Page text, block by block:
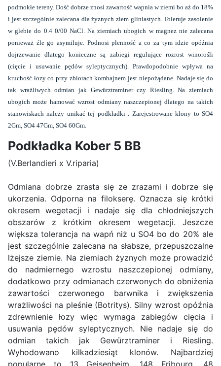
podmokłe tereny. Dość dobrze znosi zawartość wapnia w ziemi bo aż do 18%
i jest szczególnie zalecana dla żyznych ziem gliniastych. Toleruje zasolenie
w glebie do 0.4 0/00 NaCl. Na ziemiach ubogich w magnez nie zalecana
ponieważ źle go asymiluje. Podnosi plenność a co za tym idzie opóźnia
dojrzewanie dlatego konieczne są zabiegi regulujące rozrost winorośli
(cięcie i usuwanie pędów syleptycznych). Prawdopodobnie wpływa na
kruchość łozy co przy zbiorach kombajnem jest niepożądane. Nadaje się do
tak wrażliwych odmian jak Gewürztraminer czy Riesling. Na ziemiach
ubogich może hamować wzrost odmiany naszczepionej dlatego na takich
stanowiskach należy unikać tej podkładki . Zarejestrowane klony to SO4
2Gm, SO4 47Gm, SO4 60Gm.
Podkładka Kober 5 BB
(V.Berlandieri x V.riparia)
Odmiana dobrze zrasta się ze zrazami i dobrze się
ukorzenia. Odporna na filokserę. Oznacza się krótki
okresem wegetacji i nadaje się dla chłodniejszych
obszarów z krótkim okresem wegetacji. Jeszcze
większa tolerancja na wapń niż u SO4 bo do 20% ale
jest szczególnie zalecana na słabsze, przepuszczalne
lżejsze ziemie. Na ziemiach żyznych może prowadzić
do nadmiernego wzrostu naszczepionej odmiany,
dodatkowo przy odmianach czerwonych do obniżenia
zawartości czerwonego barwnika i zwiększenia
wrażliwości na pleśnie (Botritys). Silny wzrost opóźnia
zdrewnienie łozy więc wymaga zabiegów cięcia i
usuwania pędów syleptycznych. Nie nadaje się do
odmian takich jak Gewürztraminer i Riesling.
Wyhodowano kilkadziesiąt klonów. Najbardziej